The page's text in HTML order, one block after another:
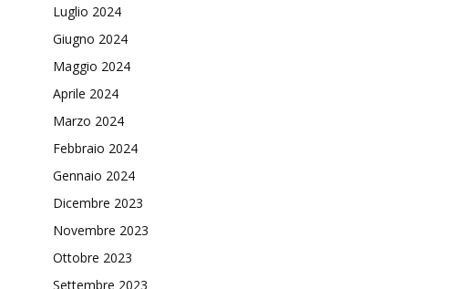
Luglio 2024
Giugno 2024
Maggio 2024
Aprile 2024
Marzo 2024
Febbraio 2024
Gennaio 2024
Dicembre 2023
Novembre 2023
Ottobre 2023
Settembre 2023